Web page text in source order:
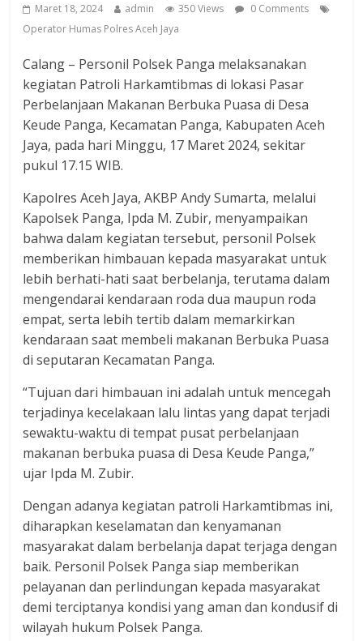
Maret 18, 2024 admin 350 Views
0 Comments
Operator Humas Polres Aceh Jaya
Calang – Personil Polsek Panga melaksanakan
kegiatan Patroli Harkamtibmas di lokasi Pasar
Perbelanjaan Makanan Berbuka Puasa di Desa
Keude Panga, Kecamatan Panga, Kabupaten Aceh
Jaya, pada hari Minggu, 17 Maret 2024, sekitar
pukul 17.15 WIB.
Kapolres Aceh Jaya, AKBP Andy Sumarta, melalui
Kapolsek Panga, Ipda M. Zubir, menyampaikan
bahwa dalam kegiatan tersebut, personil Polsek
memberikan himbauan kepada masyarakat untuk
lebih berhati-hati saat berbelanja, terutama dalam
mengendarai kendaraan roda dua maupun roda
empat, serta lebih tertib dalam memarkirkan
kendaraan saat membeli makanan Berbuka Puasa
di seputaran Kecamatan Panga.
“Tujuan dari himbauan ini adalah untuk mencegah
terjadinya kecelakaan lalu lintas yang dapat terjadi
sewaktu-waktu di tempat pusat perbelanjaan
makanan berbuka puasa di Desa Keude Panga,”
ujar Ipda M. Zubir.
Dengan adanya kegiatan patroli Harkamtibmas ini,
diharapkan keselamatan dan kenyamanan
masyarakat dalam berbelanja dapat terjaga dengan
baik. Personil Polsek Panga siap memberikan
pelayanan dan perlindungan kepada masyarakat
demi terciptanya kondisi yang aman dan kondusif di
wilayah hukum Polsek Panga.